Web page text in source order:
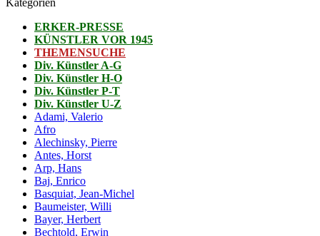
Kategorien
ERKER-PRESSE
KÜNSTLER VOR 1945
THEMENSUCHE
Div. Künstler A-G
Div. Künstler H-O
Div. Künstler P-T
Div. Künstler U-Z
Adami, Valerio
Afro
Alechinsky, Pierre
Antes, Horst
Arp, Hans
Baj, Enrico
Basquiat, Jean-Michel
Baumeister, Willi
Bayer, Herbert
Bechtold, Erwin